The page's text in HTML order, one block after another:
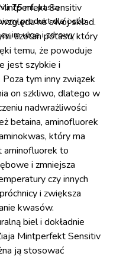
75 ml, pasta
produkt dla osób
im ulgę i zdrowy
Sensitiv
na swój skład.
azotan potasu, który
temu, że powoduje
jest szybkie i
tym inny związek
on szkliwo, dlatego w
nadwrażliwości
betaina, aminofluorek
który ma
aminofluorek to
i zmniejsza
czy innych
i zwiększa
kwasów.
biel i dokładnie
Mintperfekt Sensitiv
ją stosować